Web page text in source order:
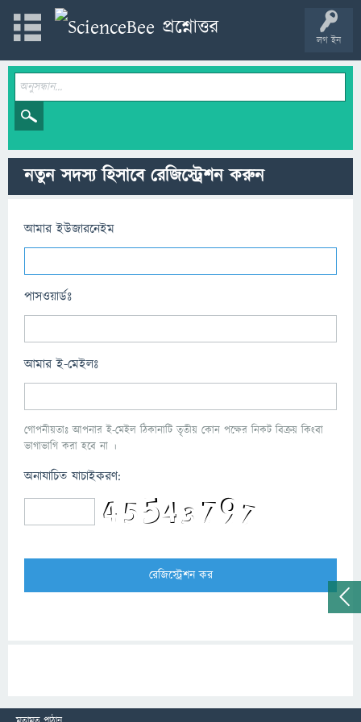
লগ ইন
নতুন সদস্য হিসাবে রেজিস্ট্রেশন করুন
আমার ইউজারনেইম
পাসওয়ার্ডঃ
আমার ই-মেইলঃ
গোপনীয়তাঃ আপনার ই-মেইল ঠিকানাটি তৃতীয় কোন পক্ষের নিকট বিক্রয় কিংবা
ভাগাভাগি করা হবে না ।
অনাযাচিত যাচাইকরণ: